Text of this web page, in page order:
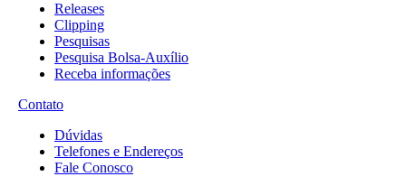
Releases
Clipping
Pesquisas
Pesquisa Bolsa-Auxílio
Receba informações
Contato
Dúvidas
Telefones e Endereços
Fale Conosco